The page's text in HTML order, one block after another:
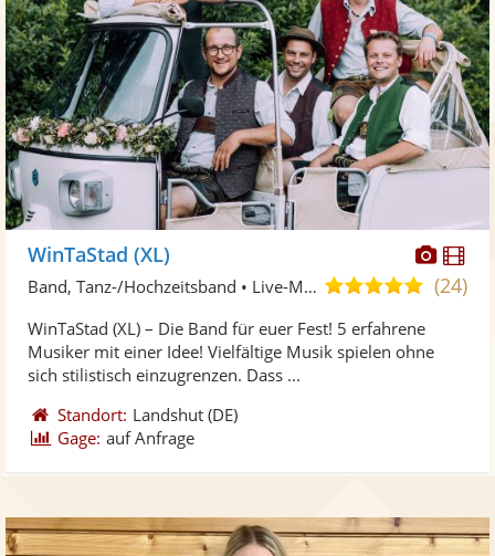
WinTaStad (XL)
5,0
5
(24)
Band, Tanz-/Hochzeitsband • Live-Musiker
WinTaStad (XL) – Die Band für euer Fest! 5 erfahrene
Musiker mit einer Idee! Vielfältige Musik spielen ohne
sich stilistisch einzugrenzen. Dass ...
Standort: Landshut (DE)
Gage: auf Anfrage